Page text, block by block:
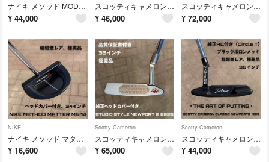
ナイキ メソッド MOD90 センターシャフト パター 極美品 超超激レア NIKE METHOD MOD-90
¥ 44,000
スコッティキャメロン カリフォルニア モントレー 1.5 1ST OF 500 美品 超超激レア 500本限定生産 34インチ
¥ 46,000
スコッティキャメロン TEL3 プロトタイプ 1998 2500本限定生産 ツアープロ仕様 35インチ 超超超激レア 美品
¥ 72,000
NIKE
ナイキ メソッド マター M5 10 極美品 超超激レア 34インチ NIKE METHOD MATTER M5|10
¥ 16,600
Scotty Cameron
スコッティキャメロン スタジオスタイル ニューポート 2 2025 極美品 STUDIO STYLE NEWPORT 2 2025
¥ 65,000
Scotty Cameron
スコッティキャメロン クラシック ニューポート 2 1995 THE ART OF PUTTING ブラックボロンメッキ 極美品
¥ 44,000